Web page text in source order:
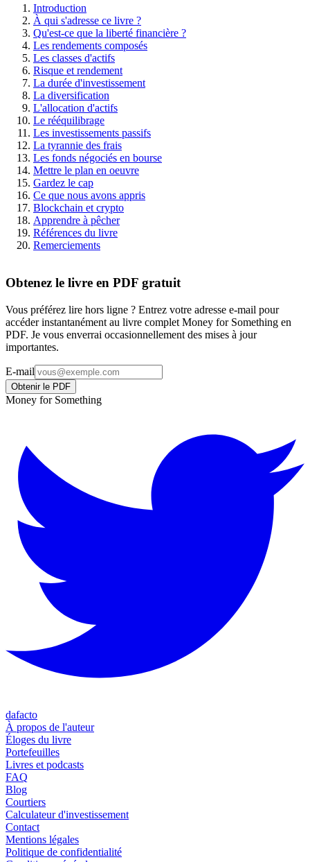
Introduction
À qui s'adresse ce livre ?
Qu'est-ce que la liberté financière ?
Les rendements composés
Les classes d'actifs
Risque et rendement
La durée d'investissement
La diversification
L'allocation d'actifs
Le rééquilibrage
Les investissements passifs
La tyrannie des frais
Les fonds négociés en bourse
Mettre le plan en oeuvre
Gardez le cap
Ce que nous avons appris
Blockchain et crypto
Apprendre à pêcher
Références du livre
Remerciements
Obtenez le livre en PDF gratuit
Vous préférez lire hors ligne ? Entrez votre adresse e-mail pour
accéder instantanément au livre complet Money for Something en
PDF. Je vous enverrai occasionnellement des mises à jour
importantes.
E-mail
Obtenir le PDF
Money for Something
dafacto
À propos de l'auteur
Éloges du livre
Portefeuilles
Livres et podcasts
FAQ
Blog
Courtiers
Calculateur d'investissement
Contact
Mentions légales
Politique de confidentialité